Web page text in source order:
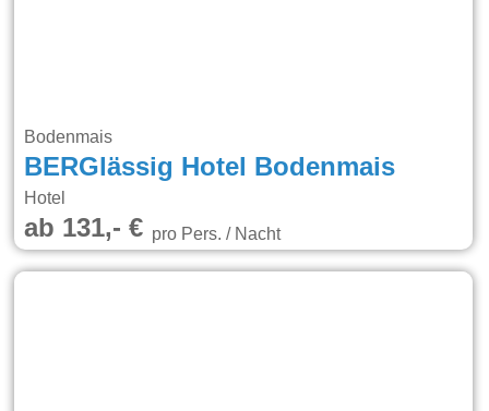
Bodenmais
BERGlässig Hotel Bodenmais
Hotel
ab 131,- €pro Pers. / Nacht